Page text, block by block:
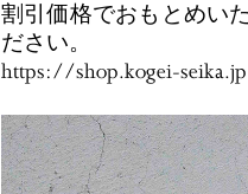
割引価格でおもとめい
ださい。
https://shop.kogei-